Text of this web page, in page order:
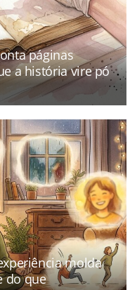
páginas
a história vire pó
molda
do que